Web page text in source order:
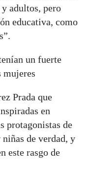
adultos, pero
educativa, como
un fuerte
mujeres
Prada que
en
protagonistas de
de verdad, y
este rasgo de